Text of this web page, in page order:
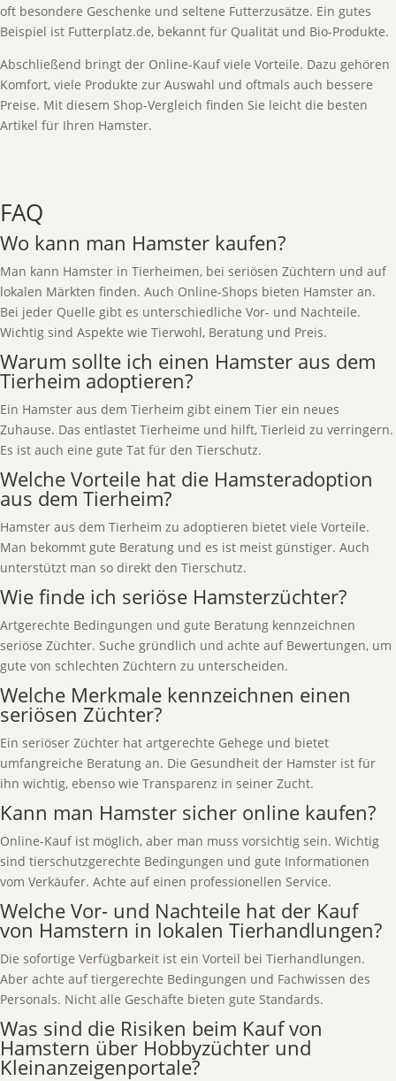
oft besondere Geschenke und seltene Futterzusätze. Ein gutes
Beispiel ist Futterplatz.de, bekannt für Qualität und Bio-Produkte.
Abschließend bringt der Online-Kauf viele Vorteile. Dazu gehören
Komfort, viele Produkte zur Auswahl und oftmals auch bessere
Preise. Mit diesem Shop-Vergleich finden Sie leicht die besten
Artikel für Ihren Hamster.
FAQ
Wo kann man Hamster kaufen?
Man kann Hamster in Tierheimen, bei seriösen Züchtern und auf
lokalen Märkten finden. Auch Online-Shops bieten Hamster an.
Bei jeder Quelle gibt es unterschiedliche Vor- und Nachteile.
Wichtig sind Aspekte wie Tierwohl, Beratung und Preis.
Warum sollte ich einen Hamster aus dem
Tierheim adoptieren?
Ein Hamster aus dem Tierheim gibt einem Tier ein neues
Zuhause. Das entlastet Tierheime und hilft, Tierleid zu verringern.
Es ist auch eine gute Tat für den Tierschutz.
Welche Vorteile hat die Hamsteradoption
aus dem Tierheim?
Hamster aus dem Tierheim zu adoptieren bietet viele Vorteile.
Man bekommt gute Beratung und es ist meist günstiger. Auch
unterstützt man so direkt den Tierschutz.
Wie finde ich seriöse Hamsterzüchter?
Artgerechte Bedingungen und gute Beratung kennzeichnen
seriöse Züchter. Suche gründlich und achte auf Bewertungen, um
gute von schlechten Züchtern zu unterscheiden.
Welche Merkmale kennzeichnen einen
seriösen Züchter?
Ein seriöser Züchter hat artgerechte Gehege und bietet
umfangreiche Beratung an. Die Gesundheit der Hamster ist für
ihn wichtig, ebenso wie Transparenz in seiner Zucht.
Kann man Hamster sicher online kaufen?
Online-Kauf ist möglich, aber man muss vorsichtig sein. Wichtig
sind tierschutzgerechte Bedingungen und gute Informationen
vom Verkäufer. Achte auf einen professionellen Service.
Welche Vor- und Nachteile hat der Kauf
von Hamstern in lokalen Tierhandlungen?
Die sofortige Verfügbarkeit ist ein Vorteil bei Tierhandlungen.
Aber achte auf tiergerechte Bedingungen und Fachwissen des
Personals. Nicht alle Geschäfte bieten gute Standards.
Was sind die Risiken beim Kauf von
Hamstern über Hobbyzüchter und
Kleinanzeigenportale?